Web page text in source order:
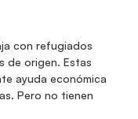
con refugiados
de origen. Estas
ayuda económica
Pero no tienen